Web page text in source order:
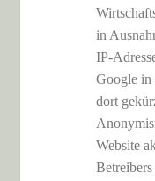
in
IP-
Google in
dort
Website